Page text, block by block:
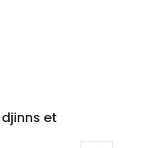
et